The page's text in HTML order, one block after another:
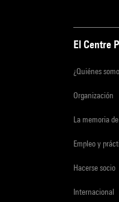
El Centre
¿Quiénes
Organización
La memoria
Empleo y
Hacerse socio
Internacional